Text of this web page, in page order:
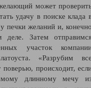
может
удачу в поиске клада
печки желаний и,
деле. Затем
участок
«Разрубим
происходит,
длинному мечу